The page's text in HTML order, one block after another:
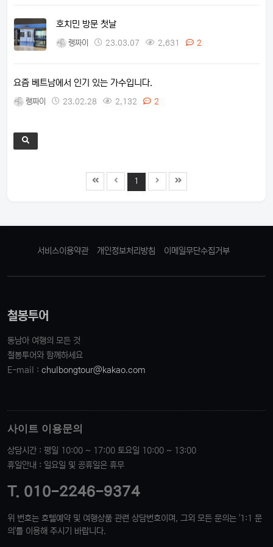
호치민 방문 첫날
랭짜이 23.03.07 2,631 2
요즘 베트남에서 인기 있는 가수입니다.
랭짜이 23.02.28 2,132 2
1
서비스이용약관 개인정보처리방침 이메일무단수집거부
철봉투어
동남아 여행의 모든 것
철봉투어와 함께하세요
E-mail : chulbongtour@kakao.com
사이트 이용문의
상담시간 : 평일 10:00 ~ 17:00 토요일 10:00 ~ 13:00
휴일안내 : 일요일 및 공휴일은 휴무
T. 010-2246-9374
위 번호는 호텔예약 및 여행상품 관련 상담번호이며, 그외 모든 문의는 '1:1 문
의'를 이용해 주시기 바랍니다.